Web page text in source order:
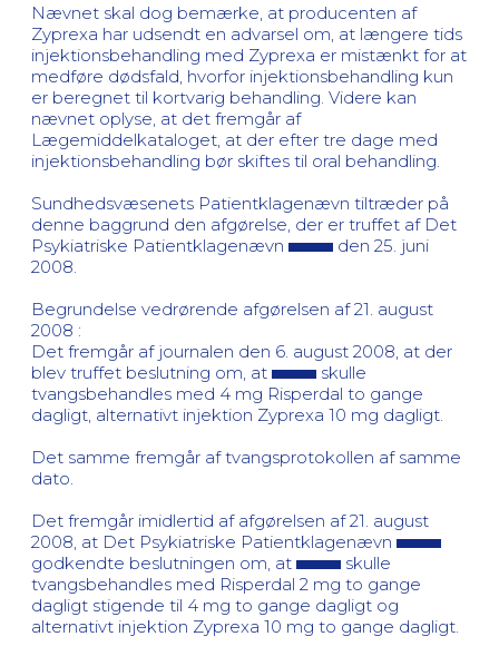
Nævnet skal dog bemærke, at producenten af
Zyprexa har udsendt en advarsel om, at længere tids
injektionsbehandling med Zyprexa er mistænkt for at
medføre dødsfald, hvorfor injektionsbehandling kun
er beregnet til kortvarig behandling. Videre kan
nævnet oplyse, at det fremgår af
Lægemiddelkataloget, at der efter tre dage med
injektionsbehandling bør skiftes til oral behandling.
Sundhedsvæsenets Patientklagenævn tiltræder på
denne baggrund den afgørelse, der er truffet af Det
Psykiatriske Patientklagenævn
den 25. juni
2008.
Begrundelse vedrørende afgørelsen af 21. august
2008 :
Det fremgår af journalen den 6. august 2008, at der
blev truffet beslutning om, at
skulle
tvangsbehandles med 4 mg Risperdal to gange
dagligt, alternativt injektion Zyprexa 10 mg dagligt.
Det samme fremgår af tvangsprotokollen af samme
dato.
Det fremgår imidlertid af afgørelsen af 21. august
2008, at Det Psykiatriske Patientklagenævn
godkendte beslutningen om, at
skulle
tvangsbehandles med Risperdal 2 mg to gange
dagligt stigende til 4 mg to gange dagligt og
alternativt injektion Zyprexa 10 mg to gange dagligt.